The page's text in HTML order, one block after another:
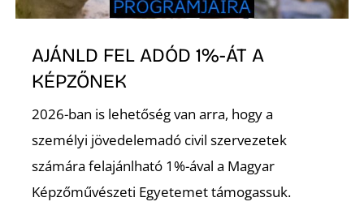
AJÁNLD FEL ADÓD 1%-ÁT A
KÉPZŐNEK
2026-ban is lehetőség van arra, hogy a
személyi jövedelemadó civil szervezetek
számára felajánlható 1%-ával a Magyar
Képzőművészeti Egyetemet támogassuk.